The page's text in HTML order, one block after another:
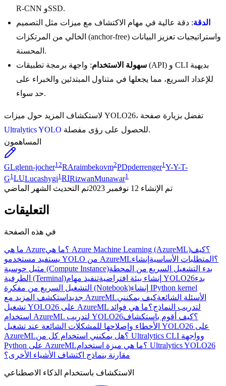
R-CNN وSSD.
الدقة: دقة عالية في مهام الاكتشاف مع ميزات مثل التصميم
الخالي من المرتكزات (anchor-free) واستراتيجيات تعزيز البيانات
المحسنة.
سهولة الاستخدام: واجهة برمجة تطبيقات (API) و CLI بديهية
للإعداد السريع، مما يجعلها في متناول المبتدئين والخبراء على
حد سواء.
لاستكشاف المزيد حول ميزات YOLO26، تفضل بزيارة صفحة
Ultralytics YOLO
للحصول على رؤى مفصلة.
المساهمون
GLglenn-jocher12RAraimbekovm2PDpderrenger1 Y-Y-T-
G1 LULucashygi1 RIRizwanMunawar1
تم الإنشاء 12 نوفمبر 2023 تم التحديث الشهر الماضي
التعليقات
في هذه الصفحة
ما هي Azure؟ ما هي Azure Machine Learning (AzureML)؟كيف
يستفيد مستخدمو YOLO من AzureML؟ المتطلبات الأساسية إنشاء
مثيل حوسبة (Compute Instance)بدء التشغيل السريع من المحطة
الطرفية (Terminal)
إنشاء بيئة افتراضية تنفيذ مهام YOLO26بدء
التشغيل السريع من مفكرة (Notebook)إنشاء IPython kernel
جديد استكشف المزيد مع AzureML الأسئلة الشائعةكيف يمكنني
تشغيل YOLO26 على AzureML لتدريب النماذج؟ما هي فوائد
استخدام AzureML لتدريب YOLO26؟كيف أقوم باستكشاف
الأخطاء وإصلاحها للمشكلات الشائعة عند تشغيل YOLO26 على
AzureML؟هل يمكنني استخدام كل من Ultralytics CLI وواجهة
Python على AzureML؟ما هي ميزة استخدام Ultralytics YOLO26
مقارنة بنماذج اكتشاف الأشياء الأخرى؟
الاستكشاف باستخدام الذكاء الاصطناعي